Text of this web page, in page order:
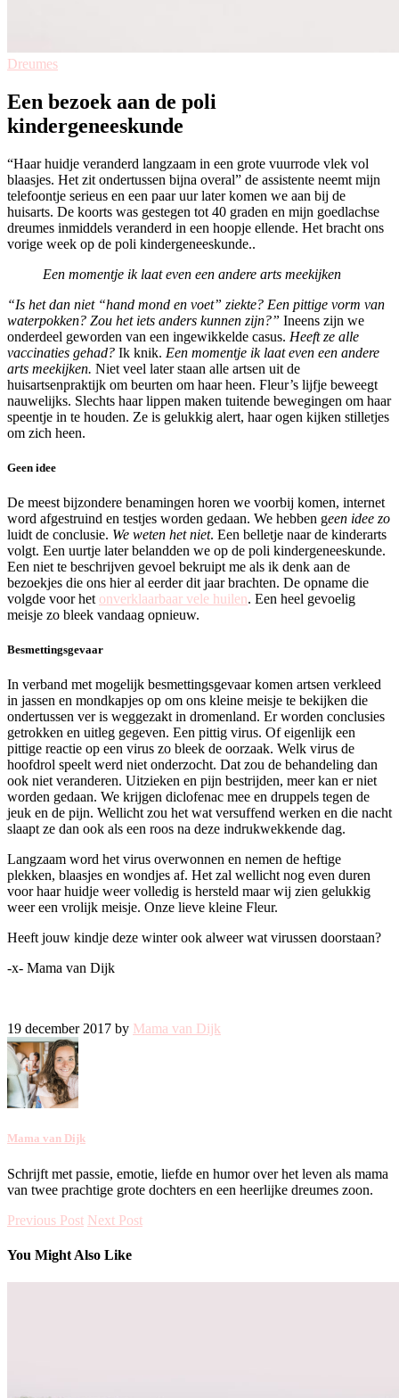
Dreumes
Een bezoek aan de poli
kindergeneeskunde
“Haar huidje veranderd langzaam in een grote vuurrode vlek vol
blaasjes. Het zit ondertussen bijna overal” de assistente neemt mijn
telefoontje serieus en een paar uur later komen we aan bij de
huisarts. De koorts was gestegen tot 40 graden en mijn goedlachse
dreumes inmiddels veranderd in een hoopje ellende. Het bracht ons
vorige week op de poli kindergeneeskunde..
Een momentje ik laat even een andere arts meekijken
“Is het dan niet “hand mond en voet” ziekte? Een pittige vorm van
waterpokken? Zou het iets anders kunnen zijn?” Ineens zijn we
onderdeel geworden van een ingewikkelde casus. Heeft ze alle
vaccinaties gehad? Ik knik. Een momentje ik laat even een andere
arts meekijken. Niet veel later staan alle artsen uit de
huisartsenpraktijk om beurten om haar heen. Fleur’s lijfje beweegt
nauwelijks. Slechts haar lippen maken tuitende bewegingen om haar
speentje in te houden. Ze is gelukkig alert, haar ogen kijken stilletjes
om zich heen.
Geen idee
De meest bijzondere benamingen horen we voorbij komen, internet
word afgestruind en testjes worden gedaan. We hebben geen idee zo
luidt de conclusie. We weten het niet. Een belletje naar de kinderarts
volgt. Een uurtje later belandden we op de poli kindergeneeskunde.
Een niet te beschrijven gevoel bekruipt me als ik denk aan de
bezoekjes die ons hier al eerder dit jaar brachten. De opname die
volgde voor het onverklaarbaar vele huilen. Een heel gevoelig
meisje zo bleek vandaag opnieuw.
Besmettingsgevaar
In verband met mogelijk besmettingsgevaar komen artsen verkleed
in jassen en mondkapjes op om ons kleine meisje te bekijken die
ondertussen ver is weggezakt in dromenland. Er worden conclusies
getrokken en uitleg gegeven. Een pittig virus. Of eigenlijk een
pittige reactie op een virus zo bleek de oorzaak. Welk virus de
hoofdrol speelt werd niet onderzocht. Dat zou de behandeling dan
ook niet veranderen. Uitzieken en pijn bestrijden, meer kan er niet
worden gedaan. We krijgen diclofenac mee en druppels tegen de
jeuk en de pijn. Wellicht zou het wat versuffend werken en die nacht
slaapt ze dan ook als een roos na deze indrukwekkende dag.
Langzaam word het virus overwonnen en nemen de heftige
plekken, blaasjes en wondjes af. Het zal wellicht nog even duren
voor haar huidje weer volledig is hersteld maar wij zien gelukkig
weer een vrolijk meisje. Onze lieve kleine Fleur.
Heeft jouw kindje deze winter ook alweer wat virussen doorstaan?
-x- Mama van Dijk
19 december 2017 by Mama van Dijk
Mama van Dijk
Schrijft met passie, emotie, liefde en humor over het leven als mama
van twee prachtige grote dochters en een heerlijke dreumes zoon.
Previous Post Next Post
You Might Also Like